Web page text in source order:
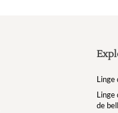
Linge
Linge
de